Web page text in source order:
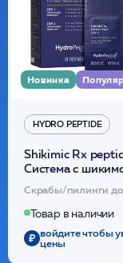
Новинка
HYDRO PEPTIDE
Shikimic Rx
Cистема с
кислотой
(30шт) /HP
Скрабы/пилинги
Товар в наличии
войдите чтобы
цены